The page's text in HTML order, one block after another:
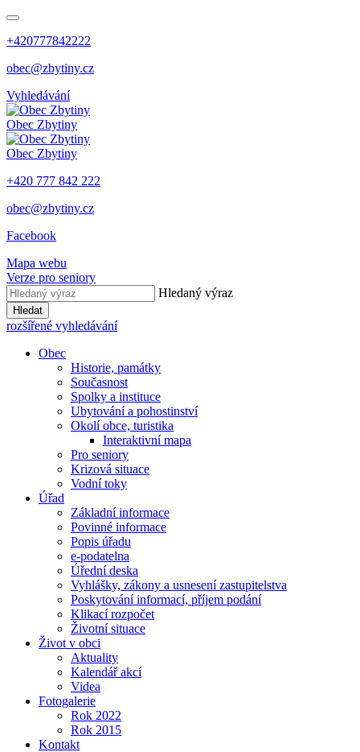
+420777842222
obec@zbytiny.cz
Vyhledávání
Obec Zbytiny
Obec Zbytiny
+420 777 842 222
obec@zbytiny.cz
Facebook
Mapa webu
Verze pro seniory
Hledaný výraz
Hledat
rozšířené vyhledávání
Obec
Historie, památky
Současnost
Spolky a instituce
Ubytování a pohostinství
Okolí obce, turistika
Interaktivní mapa
Pro seniory
Krizová situace
Vodní toky
Úřad
Základní informace
Povinné informace
Popis úřadu
e-podatelna
Úřední deska
Vyhlášky, zákony a usnesení zastupitelstva
Poskytování informací, příjem podání
Klikací rozpočet
Životní situace
Život v obci
Aktuality
Kalendář akcí
Videa
Fotogalerie
Rok 2022
Rok 2015
Kontakt